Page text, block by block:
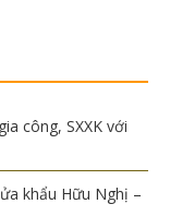
công, SXXK với
khẩu Hữu Nghị –